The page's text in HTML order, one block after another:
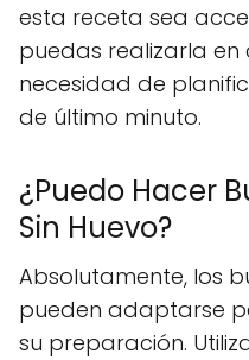
esta receta sea
puedas realizarla en
necesidad de
de último minuto.
¿Puedo Hacer
Sin Huevo?
Absolutamente, los
pueden adaptarse
su preparación.